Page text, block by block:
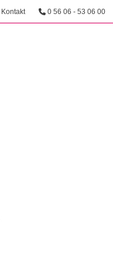
Kontakt 0 56 06 - 53 06 00